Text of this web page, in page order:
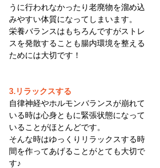
うに行われなかったり老廃物を溜め込
みやすい体質になってしまいます。
栄養バランスはもちろんですがストレ
スを発散することも腸内環境を整える
ためには大切です！
3.リラックスする
自律神経やホルモンバランスが崩れて
いる時は心身ともに緊張状態になって
いることがほとんどです。
そんな時はゆっくりリラックスする時
間を作ってあげることがとても大切で
す♪